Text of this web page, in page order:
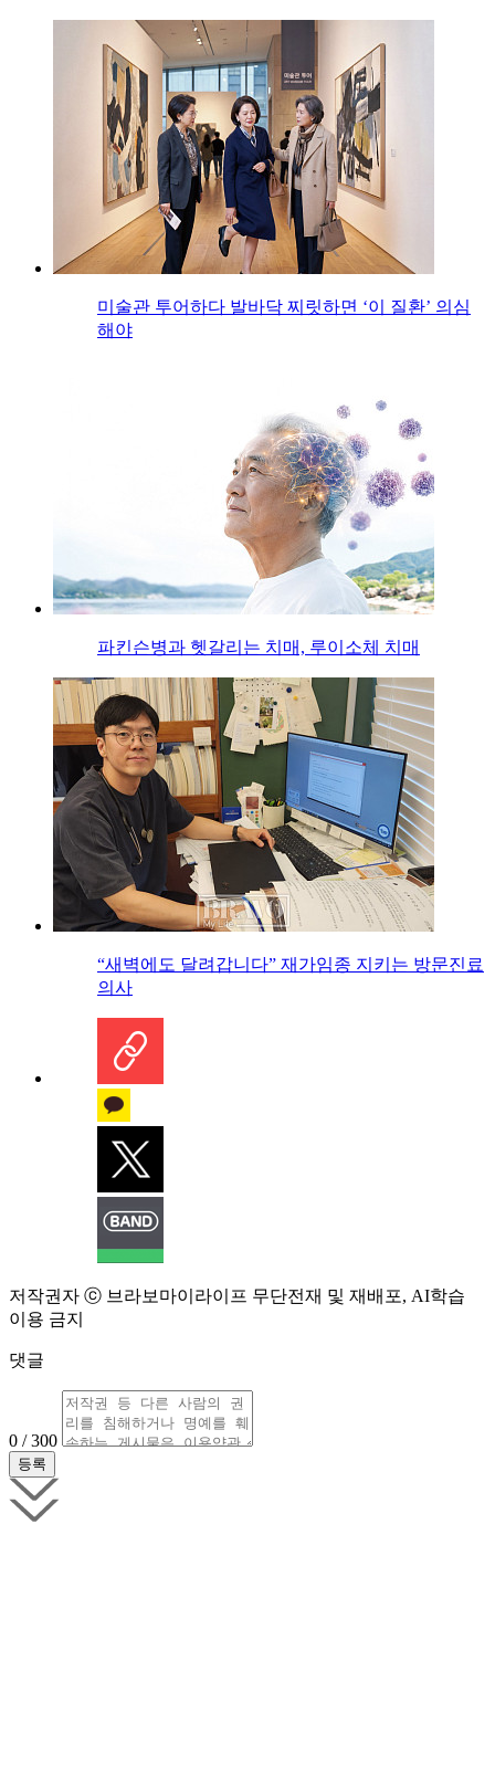
미술관 투어하다 발바닥 찌릿하면 ‘이 질환’ 의심
해야
파킨슨병과 헷갈리는 치매, 루이소체 치매
“새벽에도 달려갑니다” 재가임종 지키는 방문진료
의사
저작권자 ⓒ 브라보마이라이프 무단전재 및 재배포, AI학습
이용 금지
댓글
0 / 300